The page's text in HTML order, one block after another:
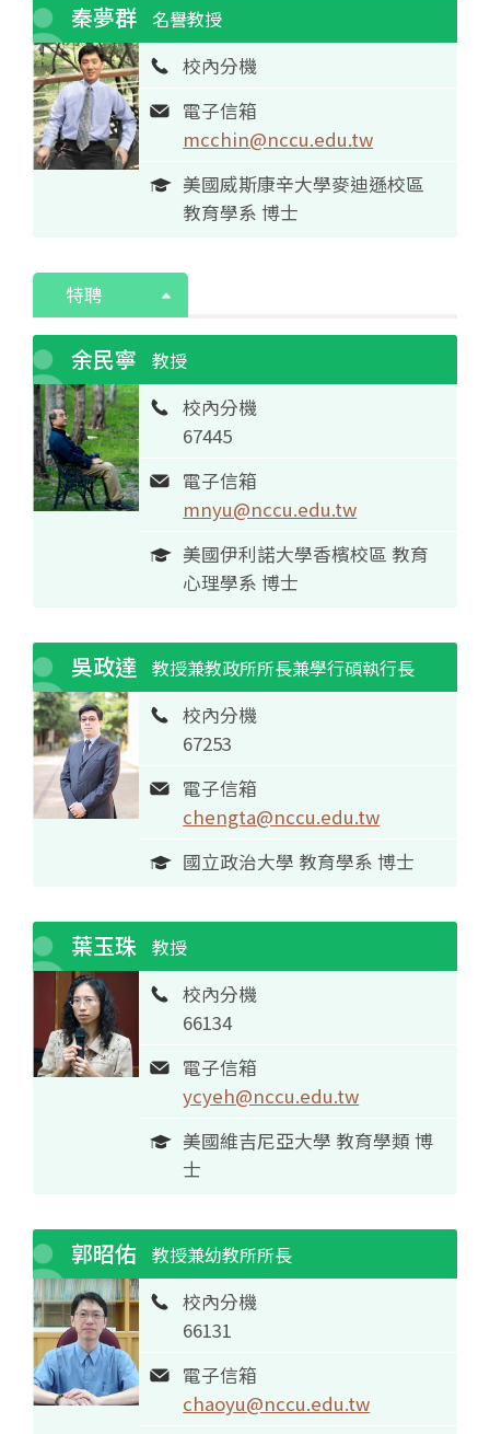
秦夢群 名譽教授
校內分機
電子信箱
mcchin@nccu.edu.tw
美國威斯康辛大學麥迪遜校區
教育學系 博士
特聘
余民寧 教授
校內分機
67445
電子信箱
mnyu@nccu.edu.tw
美國伊利諾大學香檳校區 教育
心理學系 博士
吳政達 教授兼教政所所長兼學行碩執行長
校內分機
67253
電子信箱
chengta@nccu.edu.tw
國立政治大學 教育學系 博士
葉玉珠 教授
校內分機
66134
電子信箱
ycyeh@nccu.edu.tw
美國維吉尼亞大學 教育學類 博
士
郭昭佑 教授兼幼教所所長
校內分機
66131
電子信箱
chaoyu@nccu.edu.tw